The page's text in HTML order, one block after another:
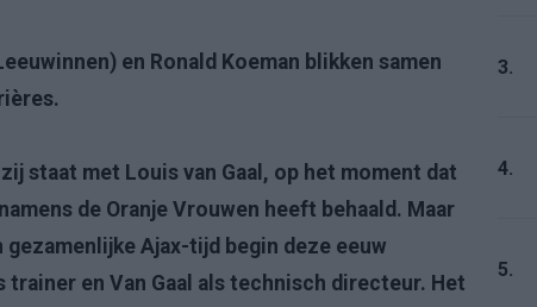
en Ronald Koeman blikken samen
staat met Louis van Gaal, op het moment dat
de Oranje Vrouwen heeft behaald. Maar
gezamenlijke Ajax-tijd begin deze eeuw
trainer en Van Gaal als technisch directeur. Het
3.
4.
5.